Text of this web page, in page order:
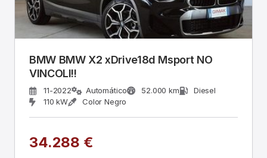
BMW BMW X2 xDrive18d Msport NO
VINCOLI!!
11-2022 Automático 52.000 km
Diesel
110 kW
Color Negro
34.288 €